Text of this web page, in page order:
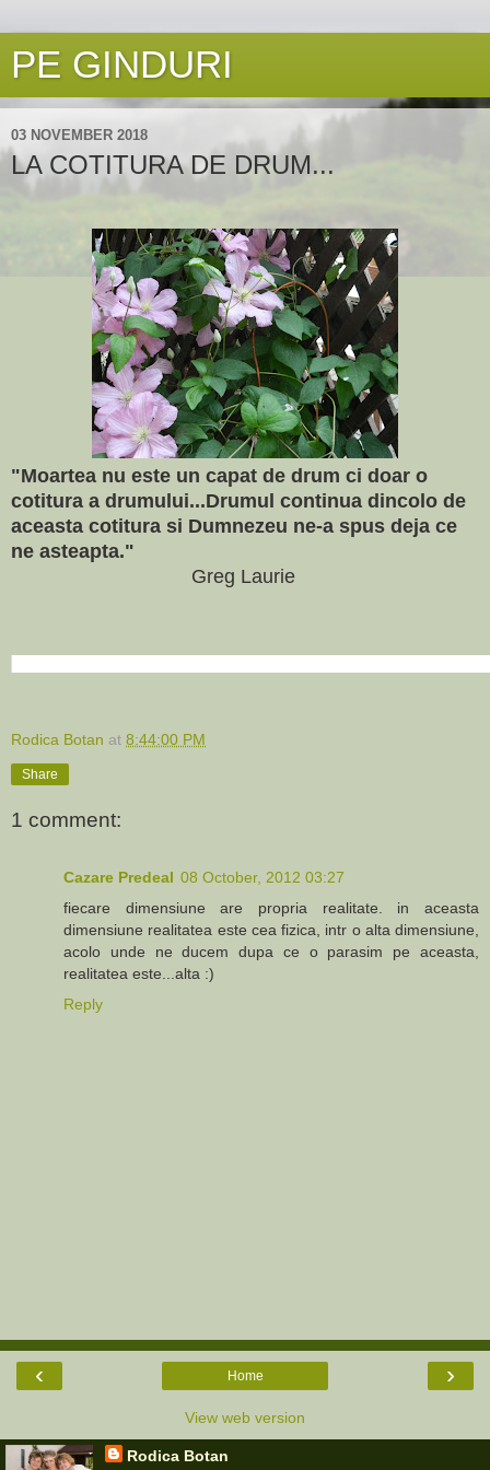
PE GINDURI
03 NOVEMBER 2018
LA COTITURA DE DRUM...
"Moartea nu este un capat de drum ci doar o
cotitura a drumului...Drumul continua dincolo de
aceasta cotitura si Dumnezeu ne-a spus deja ce
ne asteapta."
Greg Laurie
Rodica Botan at 8:44:00 PM
Share
1 comment:
Cazare Predeal 08 October, 2012 03:27
fiecare dimensiune are propria realitate. in aceasta
dimensiune realitatea este cea fizica, intr o alta dimensiune,
acolo unde ne ducem dupa ce o parasim pe aceasta,
realitatea este...alta :)
Reply
‹ ›
Home
View web version
Rodica Botan